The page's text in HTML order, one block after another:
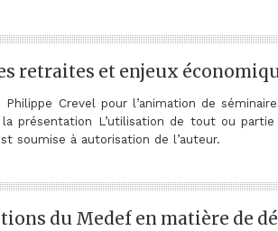
retraites et enjeux
Philippe Crevel pour l’animation de
la présentation L’utilisation de tout ou
soumise à autorisation de l’auteur.
du Medef en matière de